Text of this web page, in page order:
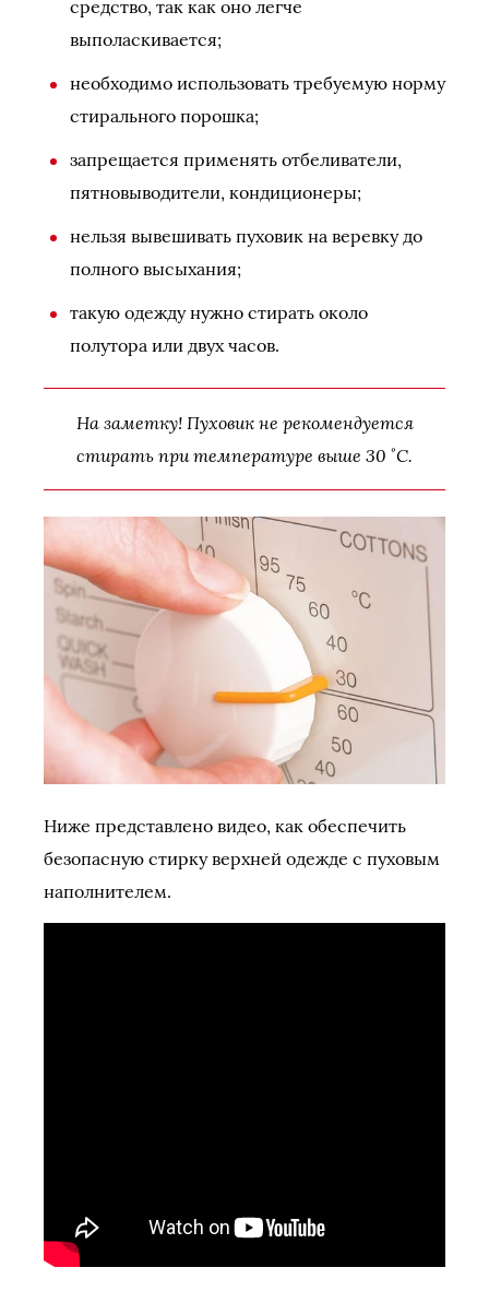
средство, так как оно легче
выполаскивается;
необходимо использовать требуемую норму
стирального порошка;
запрещается применять отбеливатели,
пятновыводители, кондиционеры;
нельзя вывешивать пуховик на веревку до
полного высыхания;
такую одежду нужно стирать около
полутора или двух часов.
На заметку! Пуховик не рекомендуется
стирать при температуре выше 30 ˚С.
Ниже представлено видео, как обеспечить
безопасную стирку верхней одежде с пуховым
наполнителем.